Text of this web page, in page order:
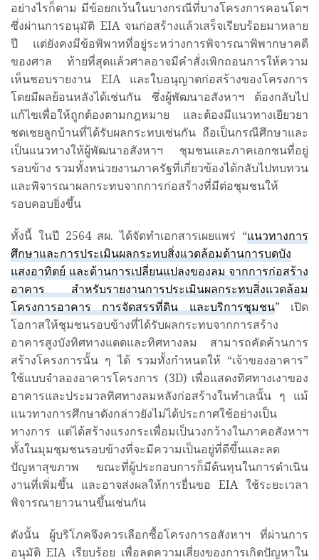
อย่างไรก็ตาม มีข้อยกเว้นในบางกรณีที่บางโครงการคอนโดฯ
ซึ่งผ่านการอนุมัติ EIA จนก่อสร้างแล้วเสร็จเรียบร้อยมาหลาย
ปี แต่ยังคงมีข้อพิพาทที่อยู่ระหว่างการพิจารณาพิพากษาคดี
ของศาล ท้ายที่สุดแล้วศาลอาจมีคำสั่งเพิกถอนการให้ความ
เห็นชอบรายงาน EIA และใบอนุญาตก่อสร้างของโครงการ
โดยมีผลย้อนหลังได้เช่นกัน ซึ่งผู้พัฒนาอสังหาฯ ต้องกลับไป
แก้ไขเพื่อให้ถูกต้องตามกฎหมาย และต้องมีแนวทางเยียวยา
ชดเชยลูกบ้านที่ได้รับผลกระทบเช่นกัน ถือเป็นกรณีศึกษาและ
เป็นแนวทางให้ผู้พัฒนาอสังหาฯ ชุมชนและภาคเอกชนที่อยู่
รอบข้าง รวมทั้งหน่วยงานภาครัฐที่เกี่ยวข้องได้กลับไปทบทวน
และพิจารณาผลกระทบจากการก่อสร้างที่มีต่อชุมชนให้
รอบคอบยิ่งขึ้น
ทั้งนี้ ในปี 2564 สผ. ได้จัดทำเอกสารเผยแพร่ “แนวทางการ
ศึกษาและการประเมินผลกระทบสิ่งแวดล้อมด้านการบดบัง
แสงอาทิตย์ และด้านการเปลี่ยนแปลงของลม จากการก่อสร้าง
อาคาร สำหรับรายงานการประเมินผลกระทบสิ่งแวดล้อม
โครงการอาคาร การจัดสรรที่ดิน และบริการชุมชน” เปิด
โอกาสให้ชุมชนรอบข้างที่ได้รับผลกระทบจากการสร้าง
อาคารสูงบังทิศทางแดดและทิศทางลม สามารถคัดค้านการ
สร้างโครงการนั้น ๆ ได้ รวมทั้งกำหนดให้ “เจ้าของอาคาร”
ใช้แบบจำลองอาคารโครงการ (3D) เพื่อแสดงทิศทางเงาของ
อาคารและประมวลทิศทางลมหลังก่อสร้างในทำเลนั้น ๆ แม้
แนวทางการศึกษาดังกล่าวยังไม่ได้ประกาศใช้อย่างเป็น
ทางการ แต่ได้สร้างแรงกระเพื่อมเป็นวงกว้างในภาคอสังหาฯ
ทั้งในมุมชุมชนรอบข้างที่จะมีความเป็นอยู่ที่ดีขึ้นและลด
ปัญหาสุขภาพ ขณะที่ผู้ประกอบการก็มีต้นทุนในการดำเนิน
งานที่เพิ่มขึ้น และอาจส่งผลให้การยื่นขอ EIA ใช้ระยะเวลา
พิจารณายาวนานขึ้นเช่นกัน
ดังนั้น ผู้บริโภคจึงควรเลือกซื้อโครงการอสังหาฯ ที่ผ่านการ
อนุมัติ EIA เรียบร้อย เพื่อลดความเสี่ยงของการเกิดปัญหาใน